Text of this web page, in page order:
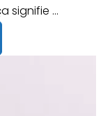
signifie ...